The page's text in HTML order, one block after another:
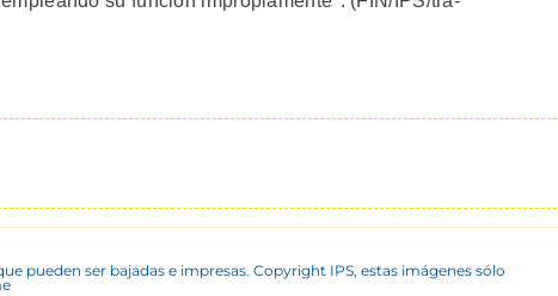
pueden ser bajadas e impresas. Copyright IPS, estas imágenes sólo